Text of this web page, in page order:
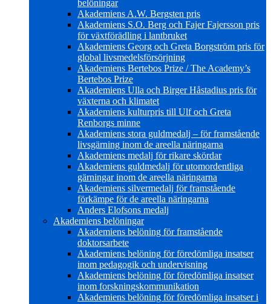
belöningar
Akademiens A.W. Bergsten pris
Akademiens S.O. Berg och Fajer Fajersson pris
för växtförädling i lantbruket
Akademiens Georg och Greta Borgström pris för
global livsmedelsförsörjning
Akademiens Bertebos Prize / The Academy’s
Bertebos Prize
Akademiens Ulla och Birger Håstadius pris för
växterna och klimatet
Akademiens kulturpris till Ulf och Greta
Renborgs minne
Akademiens stora guldmedalj – för framstående
livsgärning inom de areella näringarna
Akademiens medalj för rikare skördar
Akademiens guldmedalj för utomordentliga
gärningar inom de areella näringarna
Akademiens silvermedalj för framstående
förkämpe för de areella näringarna
Anders Elofsons medalj
Akademiens belöningar
Akademiens belöning för framstående
doktorsarbete
Akademiens belöning för föredömliga insatser
inom pedagogik och undervisning
Akademiens belöning för föredömliga insatser
inom forskningskommunikation
Akademiens belöning för föredömliga insatser i